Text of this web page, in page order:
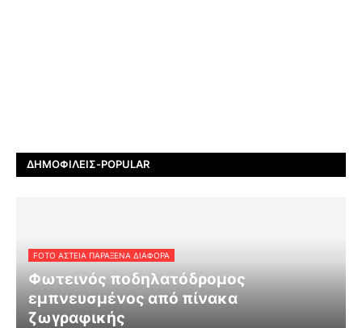
ΔΗΜΟΦΙΛΕΊΣ-POPULAR
FOTO ΑΣΤΕΙΑ ΠΑΡΑΞΕΝΑ ΔΙΑΦΟΡΑ
Φωτεινός ποδηλατόδρομος
εμπνευσμένος από πίνακα
ζωγραφικής